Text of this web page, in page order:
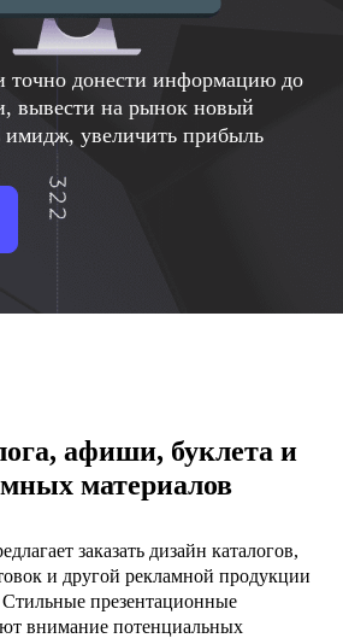
донести информацию до
вывести на рынок новый
имидж, увеличить прибыль
афиши, буклета и
материалов
заказать дизайн каталогов,
и другой рекламной продукции
презентационные
внимание потенциальных